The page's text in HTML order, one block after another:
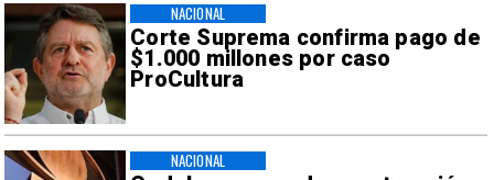
Corte Suprema confirma pago de
$1.000 millones por caso
ProCultura
NACIONAL
NACIONAL